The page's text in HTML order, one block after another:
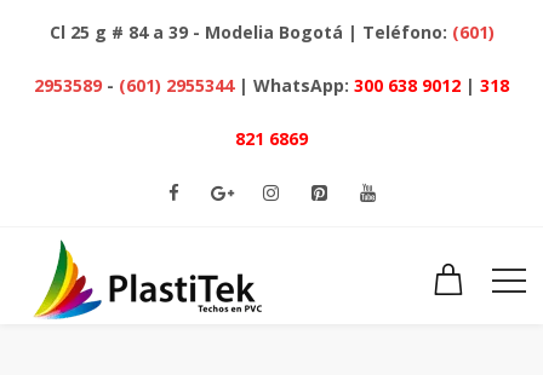
Cl 25 g # 84 a 39 - Modelia Bogotá | Teléfono: (601)
2953589 - (601) 2955344 | WhatsApp: 300 638 9012 | 318
821 6869